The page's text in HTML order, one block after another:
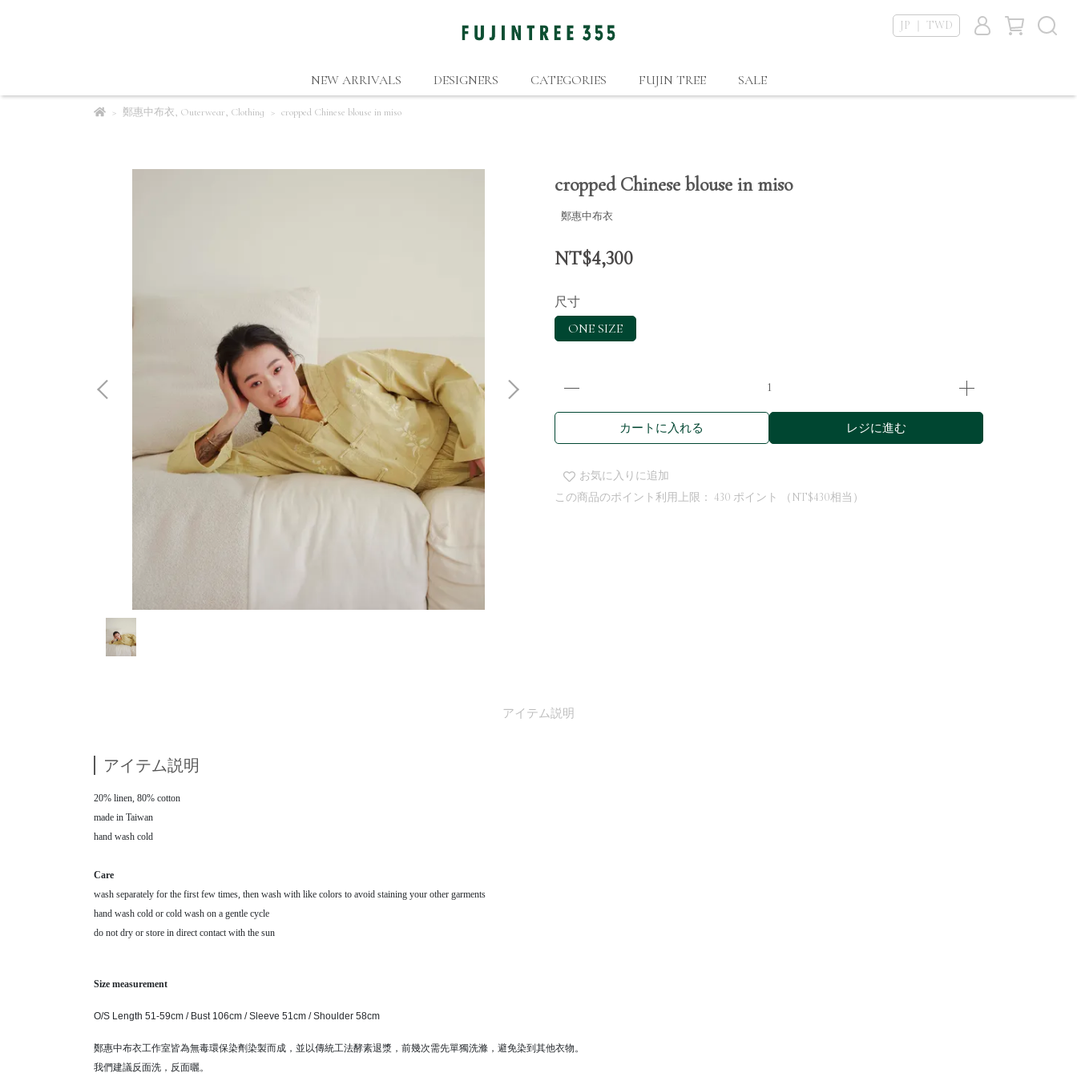
JP ｜ TWD
NEW ARRIVALS DESIGNERS CATEGORIES FUJIN TREE SALE
鄭惠中布衣, Outerwear, Clothing cropped Chinese blouse in miso
cropped Chinese blouse in miso
鄭惠中布衣
NT$4,300
尺寸
ONE SIZE
カートに入れる レジに進む
お気に入りに追加
この商品のポイント利用上限： 430 ポイント （NT$430相当）
アイテム説明
アイテム説明
20% linen, 80% cotton
made in Taiwan
hand wash cold
Care
wash separately for the first few times, then wash with like colors to avoid staining your other garments
hand wash cold or cold wash on a gentle cycle
do not dry or store in direct contact with the sun
Size measurement
O/S Length 51-59cm / Bust 106cm / Sleeve 51cm / Shoulder 58cm
鄭惠中布衣工作室皆為無毒環保染劑染製而成，並以傳統工法酵素退漿，前幾次需先單獨洗滌，避免染到其他衣物。
我們建議反面洗，反面曬。